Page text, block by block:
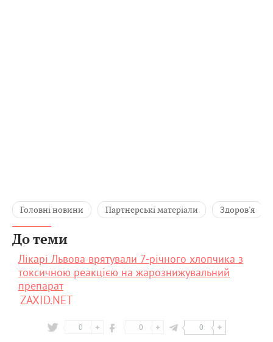
Головні новини Партнерські матеріали Здоров'я
До теми
Лікарі Львова врятували 7-річного хлопчика з
токсичною реакцією на жарознижувальний
препарат
ZAXID.NET
0 0 0